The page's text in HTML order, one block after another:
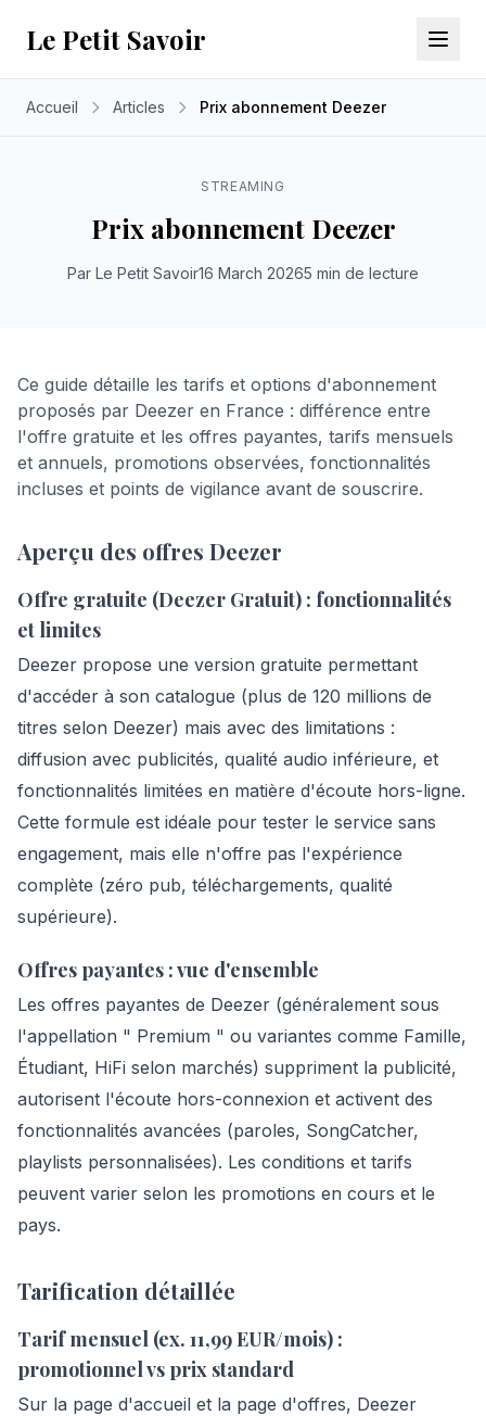
Le Petit Savoir
Accueil Articles Prix abonnement Deezer
STREAMING
Prix abonnement Deezer
Par Le Petit Savoir16 March 20265 min de lecture
Ce guide détaille les tarifs et options d'abonnement
proposés par Deezer en France : différence entre
l'offre gratuite et les offres payantes, tarifs mensuels
et annuels, promotions observées, fonctionnalités
incluses et points de vigilance avant de souscrire.
Aperçu des offres Deezer
Offre gratuite (Deezer Gratuit) : fonctionnalités
et limites
Deezer propose une version gratuite permettant
d'accéder à son catalogue (plus de 120 millions de
titres selon Deezer) mais avec des limitations :
diffusion avec publicités, qualité audio inférieure, et
fonctionnalités limitées en matière d'écoute hors-ligne.
Cette formule est idéale pour tester le service sans
engagement, mais elle n'offre pas l'expérience
complète (zéro pub, téléchargements, qualité
supérieure).
Offres payantes : vue d'ensemble
Les offres payantes de Deezer (généralement sous
l'appellation " Premium " ou variantes comme Famille,
Étudiant, HiFi selon marchés) suppriment la publicité,
autorisent l'écoute hors-connexion et activent des
fonctionnalités avancées (paroles, SongCatcher,
playlists personnalisées). Les conditions et tarifs
peuvent varier selon les promotions en cours et le
pays.
Tarification détaillée
Tarif mensuel (ex. 11,99 EUR/mois) :
promotionnel vs prix standard
Sur la page d'accueil et la page d'offres, Deezer